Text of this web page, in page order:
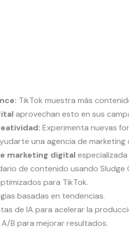
TikTok muestra más
aprovechan esto en sus
Experimenta nuevas
una agencia de
marketing digitalespecializada
de contenido usando Sludge
para TikTok.
basadas en tendencias.
de IA para acelerar la
B para mejorar resultados.